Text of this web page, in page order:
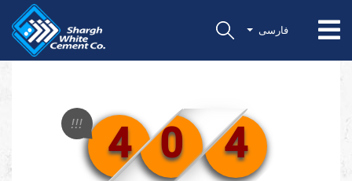
فارسی
4 0 4
!!!